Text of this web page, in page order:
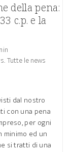
della pena:
c.p. e la
Tutte le news
dal nostro
con una pena
per ogni
minimo ed un
si tratti di una